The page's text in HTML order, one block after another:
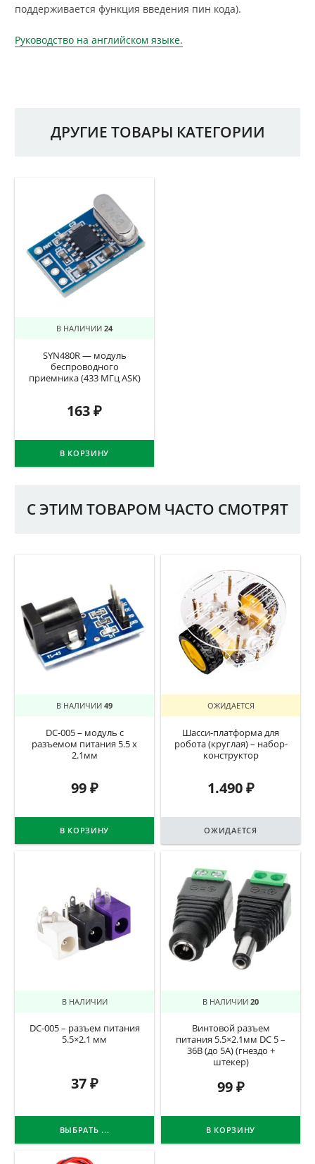
поддерживается функция введения пин кода).
Руководство на английском языке.
ДРУГИЕ ТОВАРЫ КАТЕГОРИИ
В НАЛИЧИИ 24
SYN480R — модуль
беспроводного
приемника (433 МГц ASK)
163₽
В КОРЗИНУ
С ЭТИМ ТОВАРОМ ЧАСТО СМОТРЯТ
В НАЛИЧИИ 49
DC-005 – модуль с
разъемом питания 5.5 х
2.1мм
99₽
В КОРЗИНУ
ОЖИДАЕТСЯ
Шасси-платформа для
робота (круглая) – набор-
конструктор
1.490₽
ОЖИДАЕТСЯ
В НАЛИЧИИ
DC-005 – разъем питания
5.5×2.1 мм
37₽
ВЫБРАТЬ ...
В НАЛИЧИИ 20
Винтовой разъем
питания 5.5×2.1мм DC 5 –
36В (до 5А) (гнездо +
штекер)
99₽
В КОРЗИНУ